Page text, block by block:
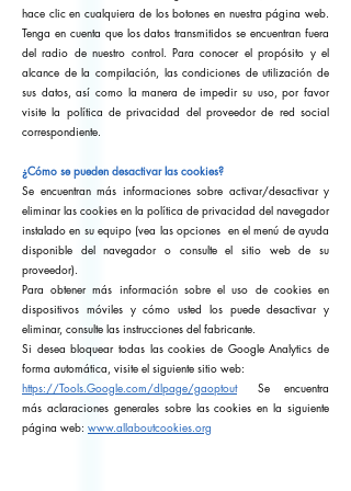
hace clic en cualquiera de los botones en nuestra página web.
Tenga en cuenta que los datos transmitidos se encuentran fuera
del radio de nuestro control. Para conocer el propósito y el
alcance de la compilación, las condiciones de utilización de
sus datos, así como la manera de impedir su uso, por favor
visite la política de privacidad del proveedor de red social
correspondiente.
¿Cómo se pueden desactivar las cookies?
Se encuentran más informaciones sobre activar/desactivar y
eliminar las cookies en la política de privacidad del navegador
instalado en su equipo (vea las opciones en el menú de ayuda
disponible del navegador o consulte el sitio web de su
proveedor).
Para obtener más información sobre el uso de cookies en
dispositivos móviles y cómo usted los puede desactivar y
eliminar, consulte las instrucciones del fabricante.
Si desea bloquear todas las cookies de Google Analytics de
forma automática, visite el siguiente sitio web:
https://Tools.Google.com/dlpage/gaoptout
Se encuentra
más aclaraciones generales sobre las cookies en la siguiente
página web: www.allaboutcookies.org